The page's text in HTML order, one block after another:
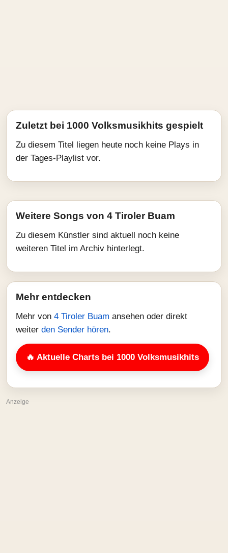
Zuletzt bei 1000 Volksmusikhits gespielt
Zu diesem Titel liegen heute noch keine Plays in
der Tages-Playlist vor.
Weitere Songs von 4 Tiroler Buam
Zu diesem Künstler sind aktuell noch keine
weiteren Titel im Archiv hinterlegt.
Mehr entdecken
Mehr von 4 Tiroler Buam ansehen oder direkt
weiter den Sender hören.
🔥 Aktuelle Charts bei 1000 Volksmusikhits
Anzeige